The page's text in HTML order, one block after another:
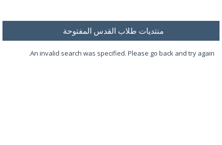
منتديات طلاب القدس المفتوحة
An invalid search was specified. Please go back and try again.